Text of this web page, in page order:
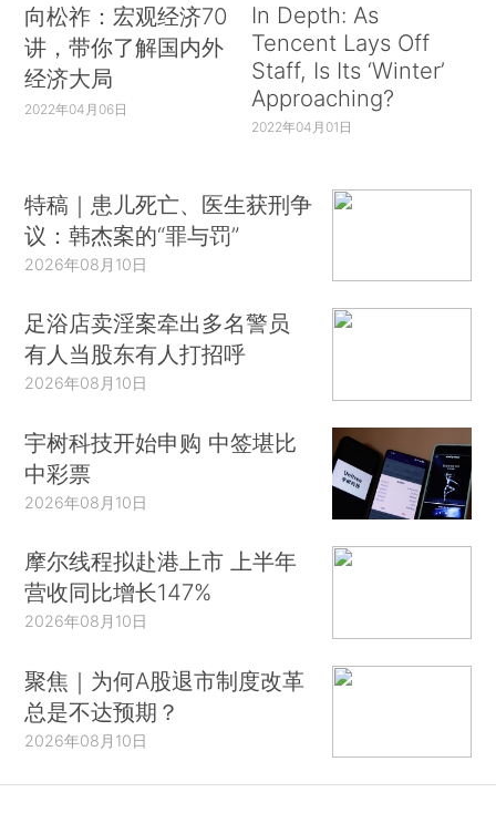
向松祚：宏观经济70
讲，带你了解国内外
经济大局
2022年04月06日
In Depth: As
Tencent Lays Off
Staff, Is Its ‘Winter’
Approaching?
2022年04月01日
特稿｜患儿死亡、医生获刑争
议：韩杰案的“罪与罚”
2026年08月10日
足浴店卖淫案牵出多名警员
有人当股东有人打招呼
2026年08月10日
宇树科技开始申购 中签堪比
中彩票
2026年08月10日
摩尔线程拟赴港上市 上半年
营收同比增长147%
2026年08月10日
聚焦｜为何A股退市制度改革
总是不达预期？
2026年08月10日